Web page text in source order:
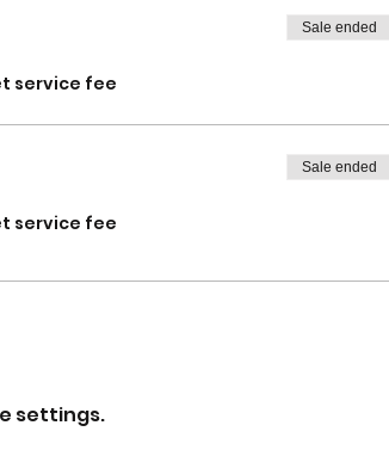
service fee
Sale ended
service fee
Sale ended
settings.